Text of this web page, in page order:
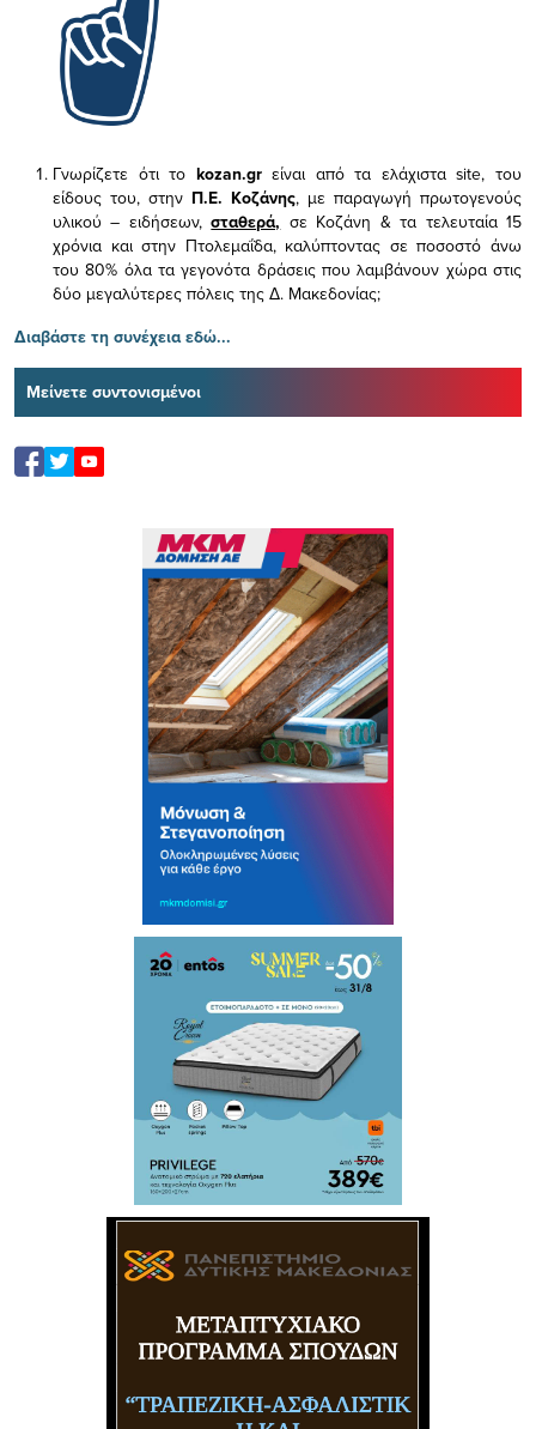
Γνωρίζετε ότι το kozan.gr είναι από τα ελάχισταsite, του
είδους του, στην Π.Ε. Κοζάνης, με παραγωγή πρωτογενούς
υλικού – ειδήσεων,σταθερά, σε Κοζάνη & τα τελευταία 15
χρόνια και στην Πτολεμαΐδα, καλύπτοντας σε ποσοστό άνω
του 80% όλα τα γεγονότα δράσεις που λαμβάνουν χώρα στις
δύο μεγαλύτερες πόλεις της Δ. Μακεδονίας;
Διαβάστε τη συνέχεια εδώ...
Μείνετε συντονισμένοι